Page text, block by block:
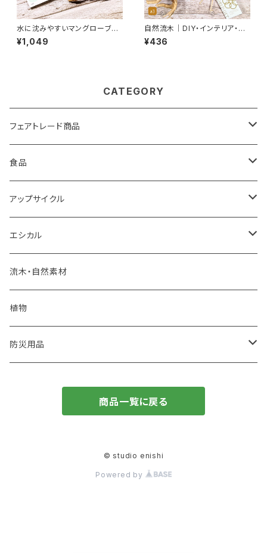
水に沈みやすいマングローブ流
木｜個性的な形状でエアプラン
ツや多肉植物に最適【C】 サイ
¥1,049
自然流木｜DIY・インテリア・デ
ィスプレイ用オリジナル素材
独創的な形のナチュラルブラン
¥436
CATEGORY
フェアトレード商品
バック
雑貨
食品
食品
モンゴル岩塩
調味料・食品
フェアトレード食品
アップサイクル
エコペーパー
PSペーパー
オリジナルカレンダー
海洋プラスチックごみ
コースター
植木鉢
建築廃材
ウッドボード
天然石
廃材を使ったオリジナルインテリア
エシカル
炭
くり返し使えるエコアイテム
蜜蝋ラップ
流木・自然素材
植物
防災用品
商品一覧に戻る
© studio enishi
Powered by